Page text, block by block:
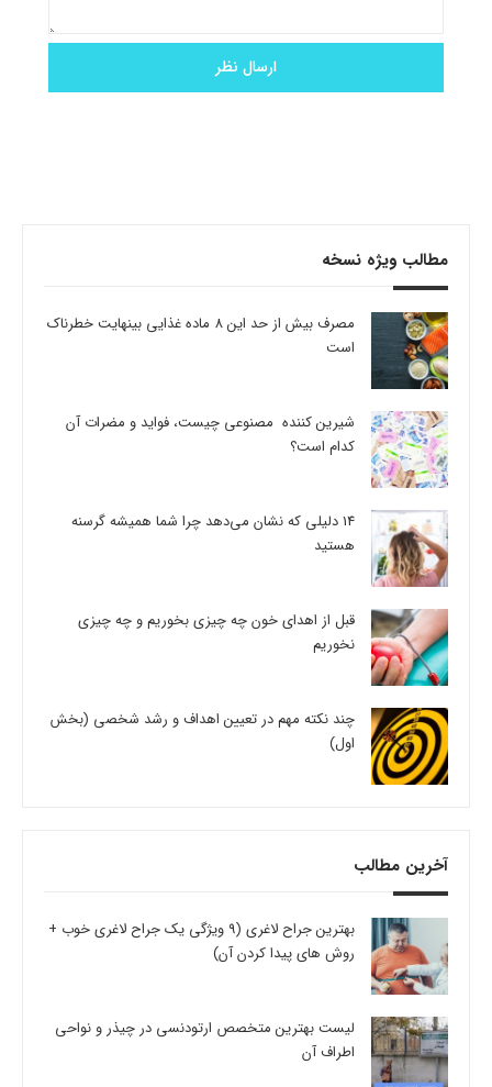
مطالب ویژه نسخه
مصرف بیش از حد این 8 ماده غذایی بینهایت خطرناک
است
شیرین کننده مصنوعی چیست، فواید و مضرات آن
کدام است؟
14 دلیلی که نشان می‌دهد چرا شما همیشه گرسنه
هستید
قبل از اهدای خون چه چیزی بخوریم و چه چیزی
نخوریم
چند نکته مهم در تعیین اهداف و رشد شخصی (بخش
اول)
آخرین مطالب
بهترین جراح لاغری (9 ویژگی یک جراح لاغری خوب +
روش های پیدا کردن آن)
لیست بهترین متخصص ارتودنسی در چیذر و نواحی
اطراف آن